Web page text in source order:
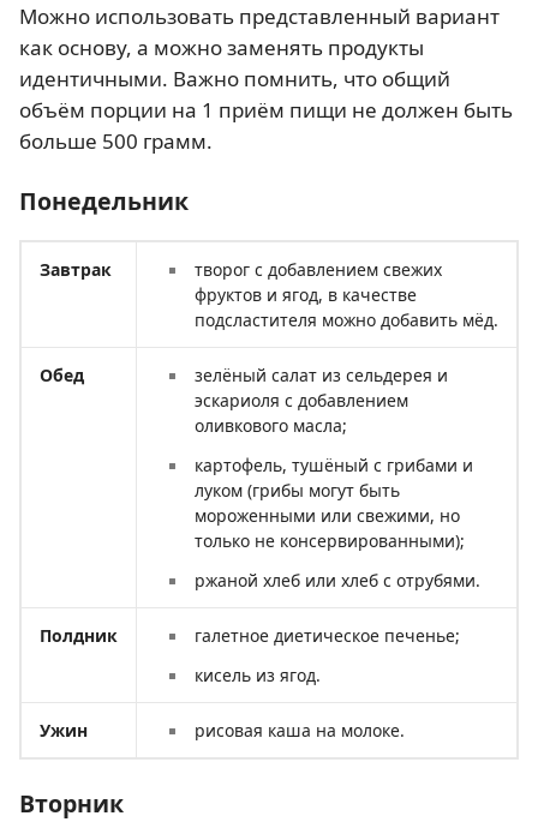
Можно использовать представленный вариант
как основу, а можно заменять продукты
идентичными. Важно помнить, что общий
объём порции на 1 приём пищи не должен быть
больше 500 грамм.
Понедельник
Завтрак
творог с добавлением свежих
фруктов и ягод, в качестве
подсластителя можно добавить мёд.
Обед
зелёный салат из сельдерея и
эскариоля с добавлением
оливкового масла;
картофель, тушёный с грибами и
луком (грибы могут быть
мороженными или свежими, но
только не консервированными);
ржаной хлеб или хлеб с отрубями.
Полдник
галетное диетическое печенье;
кисель из ягод.
Ужин рисовая каша на молоке.
Вторник